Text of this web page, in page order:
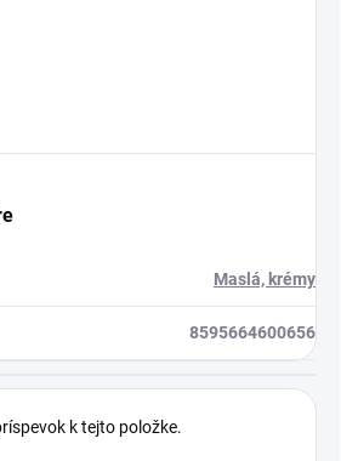
Maslá, krémy
8595664600656
k tejto položke.